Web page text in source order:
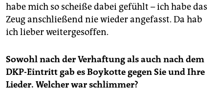
habe mich so scheiße dabei gefühlt – ich habe das
Zeug anschließend nie wieder angefasst. Da hab
ich lieber weitergesoffen.
Sowohl nach der Verhaftung als auch nach dem
DKP-Eintritt gab es Boykotte gegen Sie und Ihre
Lieder. Welcher war schlimmer?